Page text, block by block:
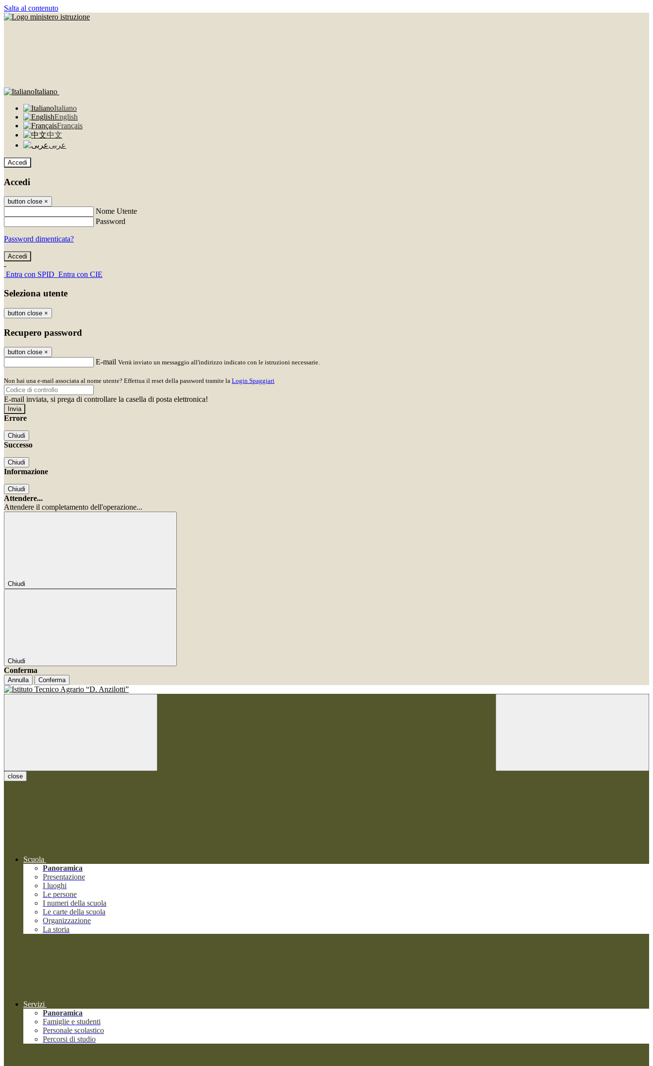
Salta al contenuto
Italiano
Italiano
English
Français
中文
عربى
Accedi
Accedi
button close ×
Nome Utente
Password
Password dimenticata?
-
Entra con SPID Entra con CIE
Seleziona utente
button close ×
Recupero password
button close ×
E-mail Verrà inviato un messaggio all'indirizzo indicato con le istruzioni necessarie.
Non hai una e-mail associata al nome utente? Effettua il reset della password tramite la Login Spaggiari
E-mail inviata, si prega di controllare la casella di posta elettronica!
Errore
Chiudi
Successo
Chiudi
Informazione
Chiudi
Attendere...
Attendere il completamento dell'operazione...
Chiudi
Chiudi
Conferma
Annulla Conferma
close
Scuola
Panoramica
Presentazione
I luoghi
Le persone
I numeri della scuola
Le carte della scuola
Organizzazione
La storia
Servizi
Panoramica
Famiglie e studenti
Personale scolastico
Percorsi di studio